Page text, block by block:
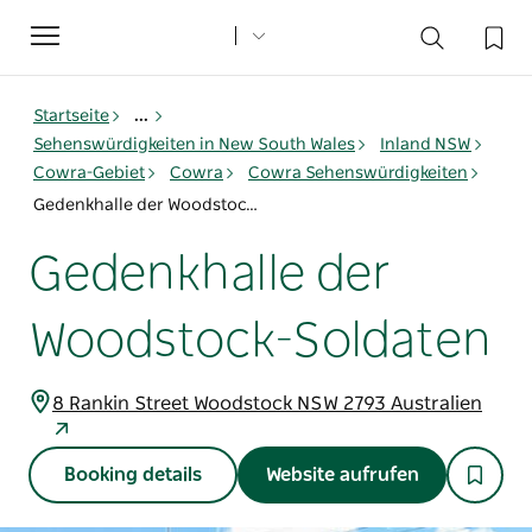
Toggle
navigation
Startseite
...
Sehenswürdigkeiten in New South Wales
Inland NSW
Cowra-Gebiet
Cowra
Cowra Sehenswürdigkeiten
Gedenkhalle der Woodstock-Soldaten
Gedenkhalle der
Woodstock-Soldaten
8 Rankin Street Woodstock NSW 2793 Australien
Booking details Website aufrufen